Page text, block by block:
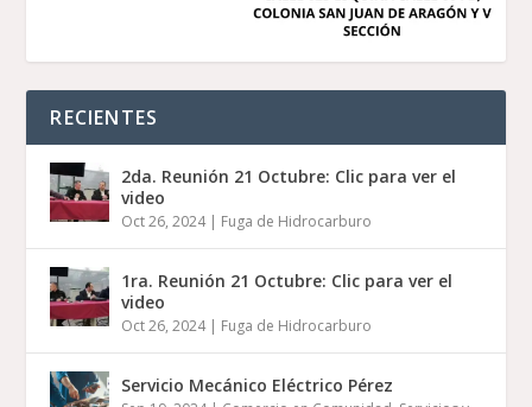
RECIENTES
2da. Reunión 21 Octubre: Clic para ver el
video
Oct 26, 2024| Fuga de Hidrocarburo
1ra. Reunión 21 Octubre: Clic para ver el
video
Oct 26, 2024| Fuga de Hidrocarburo
Servicio Mecánico Eléctrico Pérez